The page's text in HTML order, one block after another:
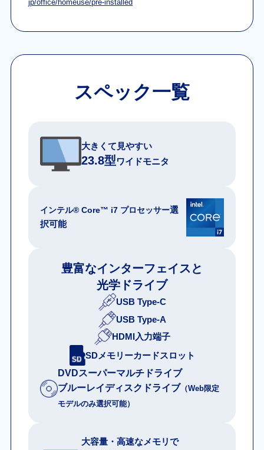
jp/office/homeuse/pre-installed
スペック一覧
大きくて見やすい
23.8型ワイドモニタ
インテル® Core™ i7 プロセッサー選
択可能
豊富なインターフェイスと
光学ドライブ
USB Type-C
USB Type-A
HDMI入力端子
SDメモリーカードスロット
DVDスーパーマルチドライブ
ブルーレイディスクドライブ （Web限定
モデルのみ選択可能）
大容量・高速なメモリで